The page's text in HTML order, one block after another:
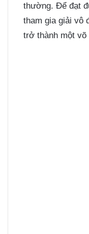
thường. Để đạt
tham gia giải vô
trở thành một võ